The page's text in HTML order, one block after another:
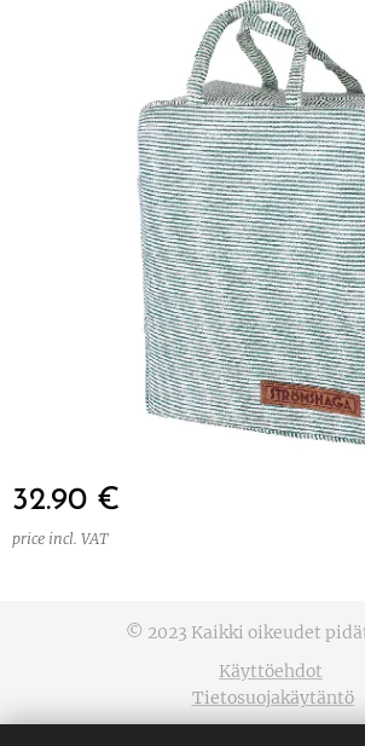
32.90 €
price incl. VAT
© 2023 Kaikki oikeudet
Käyttöehdot
Tietosuojakäytäntö